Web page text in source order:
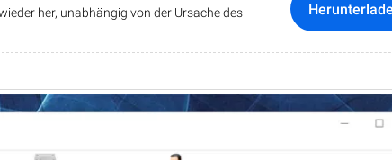
her, unabhängig von der Ursache des